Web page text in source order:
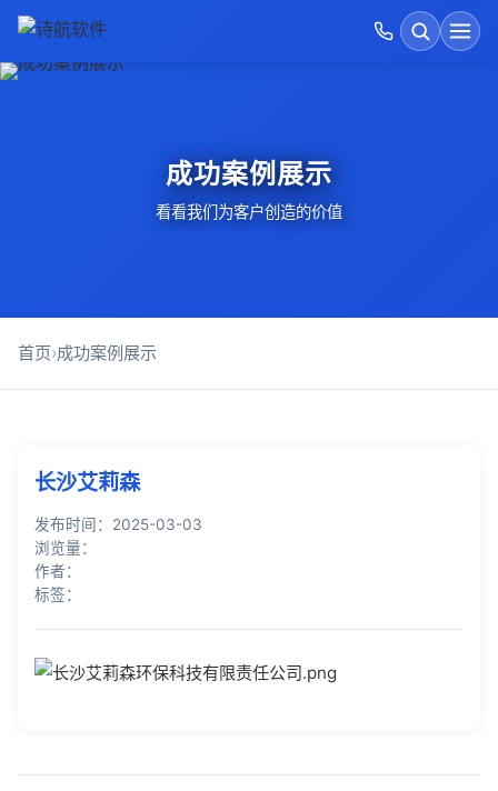
AI软件开发
知识库
公司介绍
成功案例展示
看看我们为客户创造的价值
首页›成功案例展示
长沙艾莉森
发布时间：2025-03-03
浏览量：
作者：
标签：